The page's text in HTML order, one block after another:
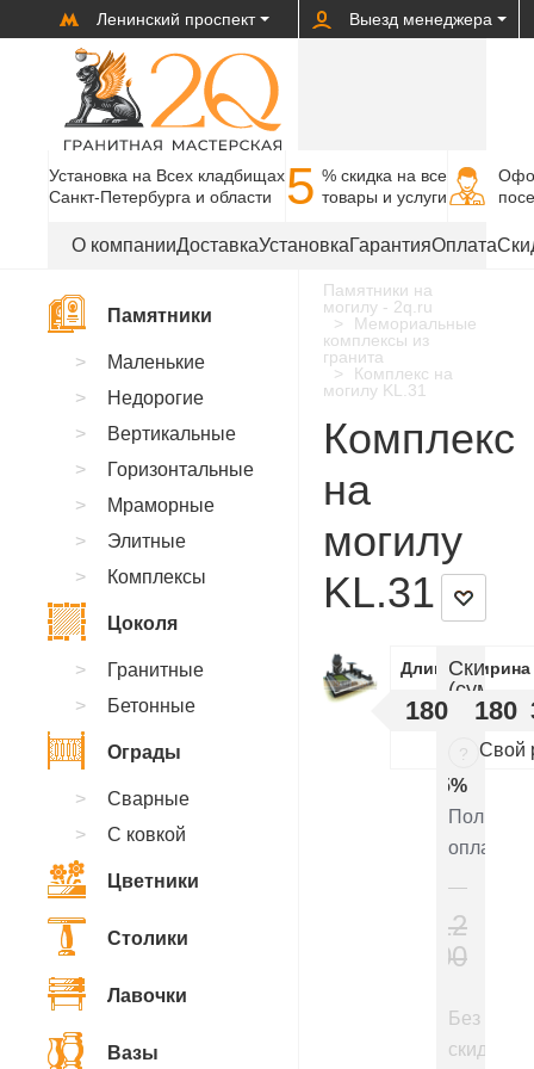
Ленинский проспект Выезд менеджера
Установка на Всех кладбищах
Санкт-Петербурга и области
5 % cкидка на все
товары и услуги
О компанииДоставкаУстановкаГарантияОплата
Памятники на
могилу - 2q.ru
Мемориальные
комплексы из
гранита
Комплекс на
могилу KL.31
Комплекс
на
могилу
KL.31
ДлиннаШирина
180 180
Свой
Скидки
:
?
5%
Полная
оплата
312
200
Без
скидки
Памятники
Маленькие
Недорогие
Вертикальные
Горизонтальные
Мраморные
Элитные
Комплексы
Цоколя
Гранитные
Бетонные
Ограды
Сварные
С ковкой
Цветники
Столики
Лавочки
Вазы